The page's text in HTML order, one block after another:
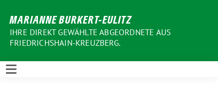
zum
Inhalt
MARIANNE BURKERT-EULITZ
IHRE DIREKT GEWÄHLTE ABGEORDNETE AUS
FRIEDRICHSHAIN-KREUZBERG.